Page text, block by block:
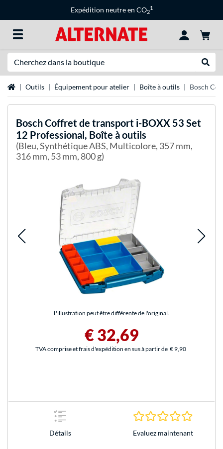
Expédition neutre en CO2
1
Page d'accueil
Outils Équipement pour atelier Boîte à outils Bosch
BoschCoffret de transport i-BOXX 53 Set
12 Professional, Boîte à outils
(Bleu, Synthétique ABS, Multicolore, 357 mm,
316 mm, 53 mm, 800 g)
L'illustration peut être différente de l'original.
€ 32,69
TVA comprise et frais d'expédition en sus à partir de € 9,90
Détails Evaluez maintenant